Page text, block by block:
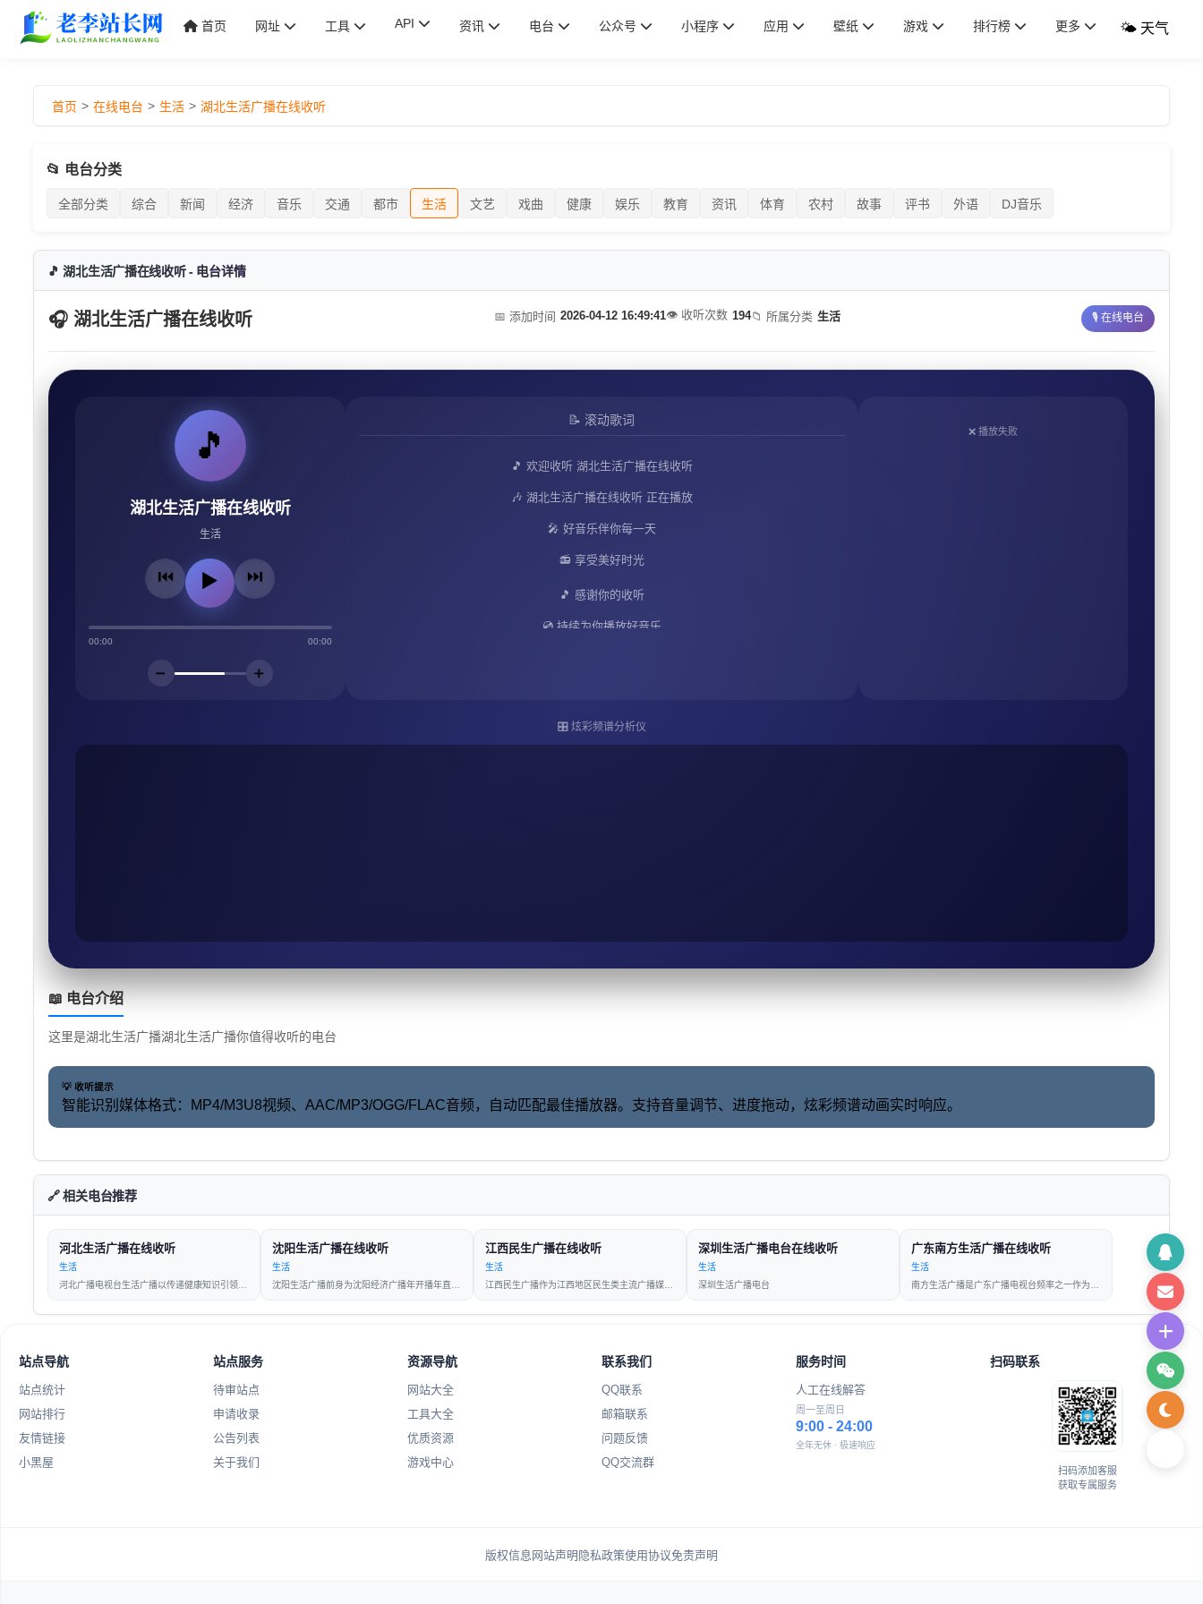
首页 网址 工具 API 资讯 电台 公众号 小程序 应用 壁纸 游戏 排行榜 更多 🌤️ 天气
首页 > 在线电台 > 生活 > 湖北生活广播在线收听
📂 电台分类
全部分类 综合 新闻 经济 音乐 交通 都市 生活 文艺 戏曲 健康 娱乐 教育 资讯 体育 农村 故事 评书 外语 DJ音乐
🎵 湖北生活广播在线收听 - 电台详情
🎧 湖北生活广播在线收听 📅 添加时间 2026-04-12 16:49:41👁️ 收听次数 194📁 所属分类 生活 🎙️ 在线电台
🎵
湖北生活广播在线收听
生活
⏮️ ▶️ ⏭️
00:00 00:00
➖ ➕
📝 滚动歌词
🎵 欢迎收听 湖北生活广播在线收听
🎶 湖北生活广播在线收听 正在播放
🎤 好音乐伴你每一天
📻 享受美好时光
🎵 感谢你的收听
💿 持续为你播放好音乐
🎵 湖北生活广播在线收听 陪伴你
❌ 播放失败
🎛️ 炫彩频谱分析仪
📖 电台介绍
这里是湖北生活广播湖北生活广播你值得收听的电台
💡 收听提示
智能识别媒体格式：MP4/M3U8视频、AAC/MP3/OGG/FLAC音频，自动匹配最佳播放器。支持音量调节、进度拖动，炫彩频谱动画实时响应。
🔗 相关电台推荐
河北生活广播在线收听
生活
河北广播电视台生活广播以传递健康知识引领健康生活为目标努力打
沈阳生活广播在线收听
生活
沈阳生活广播前身为沈阳经济广播年开播年直播是东三省第一家直播
江西民生广播在线收听
生活
江西民生广播作为江西地区民生类主流广播媒体年频率重构定位提出
深圳生活广播电台在线收听
生活
深圳生活广播电台
广东南方生活广播在线收听
生活
南方生活广播是广东广播电视台频率之一作为华南地区唯一一家以传
站点导航
站点统计
网站排行
友情链接
小黑屋
站点服务
待审站点
申请收录
公告列表
关于我们
资源导航
网站大全
工具大全
优质资源
游戏中心
联系我们
QQ联系
邮箱联系
问题反馈
QQ交流群
服务时间
人工在线解答
周一至周日
9:00 - 24:00
全年无休 · 极速响应
扫码联系
扫码添加客服
获取专属服务
版权信息 网站声明 隐私政策使用协议免责声明